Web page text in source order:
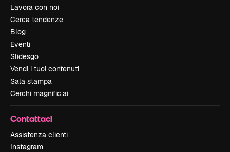
Lavora con noi
Cerca tendenze
Blog
Eventi
Slidesgo
Vendi i tuoi contenuti
Sala stampa
Cerchi magnific.ai
Contattaci
Assistenza clienti
Instagram